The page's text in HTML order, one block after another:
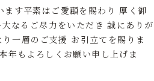
ます平素はご愛顧を賜わり 厚く御
なるご尽力をいただき 誠にありが
一層のご支援 お引立てを賜りま
年もよろしくお願い申し上げま